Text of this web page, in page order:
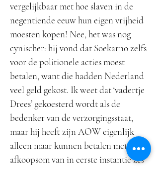
vergelijkbaar met hoe slaven in de
negentiende eeuw hun eigen vrijheid
moesten kopen! Nee, het was nog
cynischer: hij vond dat Soekarno zelfs
voor de politionele acties moest
betalen, want die hadden Nederland
veel geld gekost. Ik weet dat ‘vadertje
Drees’ gekoesterd wordt als de
bedenker van de verzorgingsstaat,
maar hij heeft zijn AOW eigenlijk
alleen maar kunnen betalen met deze
afkoopsom van in eerste instantie zes